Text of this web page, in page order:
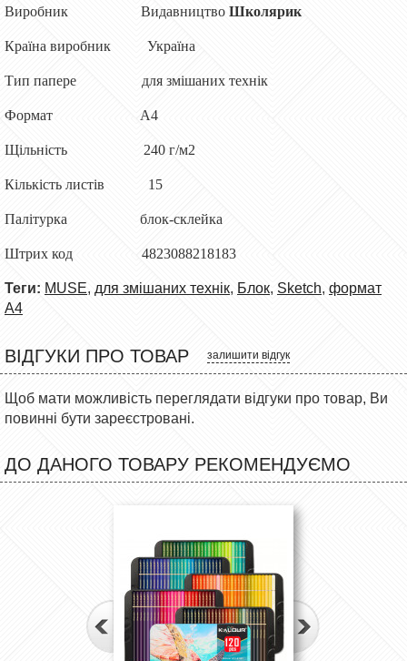
Виробник Видавництво Школярик
Країна виробник Україна
Тип паперe для змішаних технік
Формат А4
Щільність 240 г/м2
Кількість листів 15
Палітурка блок-склейка
Штрих код 4823088218183
Теги: MUSE, для змішаних технік, Блок, Sketch, формат
А4
ВІДГУКИ ПРО ТОВАР залишити відгук
Щоб мати можливість переглядати відгуки про товар, Ви
повинні бути зареєстровані.
ДО ДАНОГО ТОВАРУ РЕКОМЕНДУЄМО